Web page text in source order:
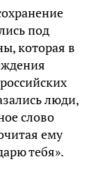
под
которая в
люди,
слово
ему
тебя».